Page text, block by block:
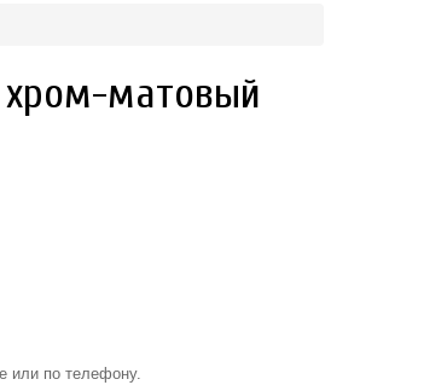
хром-матовый
или по телефону.